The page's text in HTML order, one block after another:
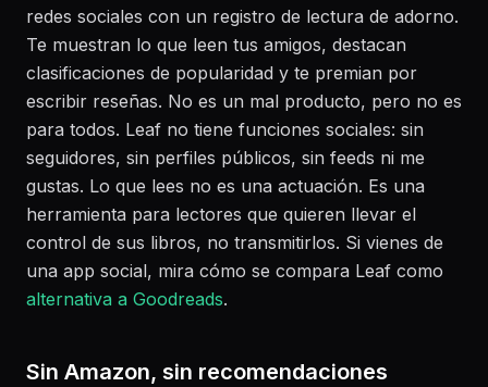
redes sociales con un registro de lectura de adorno.
Te muestran lo que leen tus amigos, destacan
clasificaciones de popularidad y te premian por
escribir reseñas. No es un mal producto, pero no es
para todos. Leaf no tiene funciones sociales: sin
seguidores, sin perfiles públicos, sin feeds ni me
gustas. Lo que lees no es una actuación. Es una
herramienta para lectores que quieren llevar el
control de sus libros, no transmitirlos. Si vienes de
una app social, mira cómo se compara Leaf como
alternativa a Goodreads.
Sin Amazon, sin recomendaciones